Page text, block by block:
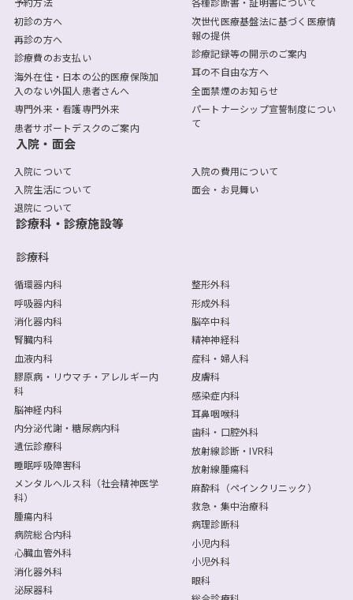
初診の方へ
再診の方へ
診療費のお支払い
海外在住・日本の公的医療保険加
入のない外国人患者さんへ
専門外来・看護専門外来
患者サポートデスクのご案内
次世代医療基盤法に基づく医療情
報の提供
診療記録等の開示のご案内
耳の不自由な方へ
全面禁煙のお知らせ
パートナーシップ宣誓制度につい
て
入院・面会
入院について
入院生活について
退院について
入院の費用について
面会・お見舞い
診療科・診療施設等
診療科
循環器内科
呼吸器内科
消化器内科
腎臓内科
血液内科
膠原病・リウマチ・アレルギー内
科
脳神経内科
内分泌代謝・糖尿病内科
遺伝診療科
睡眠呼吸障害科
メンタルヘルス科（社会精神医学
科）
腫瘍内科
病院総合内科
心臓血管外科
消化器外科
泌尿器科
整形外科
形成外科
脳卒中科
精神神経科
産科・婦人科
皮膚科
感染症内科
耳鼻咽喉科
歯科・口腔外科
放射線診断・IVR科
放射線腫瘍科
麻酔科（ペインクリニック）
救急・集中治療科
病理診断科
小児内科
小児外科
眼科